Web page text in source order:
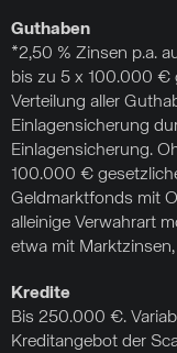
Guthaben
*2,50 % Zinsen p.a.
bis zu 5 x 100.000 €
Verteilung aller
Einlagensicherung
Einlagensicherung.
100.000 €
Geldmarktfonds mit
alleinige Verwahrart
etwa mit
Kredite
Bis 250.000 €.
Kreditangebot der